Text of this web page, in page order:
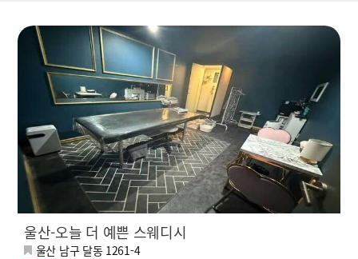
울산-오늘 더 예쁜 스웨디시
울산 남구 달동 1261-4